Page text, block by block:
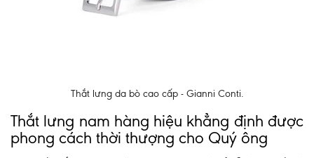
Thắt lưng da bò cao cấp - Gianni Conti.
Thắt lưng nam hàng hiệu khẳng định được
phong cách thời thượng cho Quý ông